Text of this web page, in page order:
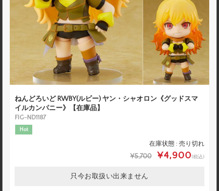
ねんどろいど RWBY(ルビー) ヤン・シャオロン《グッドスマ
イルカンパニー》【在庫品】
FIG-ND1187
Hot
在庫状態 : 売り切れ
¥5,700 ¥4,900(税込)
只今お取扱い出来ません